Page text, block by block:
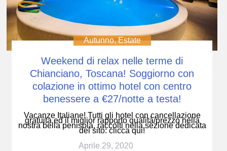
Autunno,Estate
Weekend di relax nelle terme di
Chianciano, Toscana! Soggiorno con
colazione in ottimo hotel con centro
benessere a €27/notte a testa!
Vacanze Italiane! Tutti gli hotel con cancellazione
gratuita ed il miglior rapporto qualità/prezzo nella
nostra bella penisola, raccolti nella sezione dedicata
del sito: clicca qui!
Aprile 29, 2020